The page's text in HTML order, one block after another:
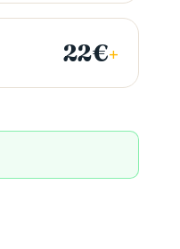
22€+